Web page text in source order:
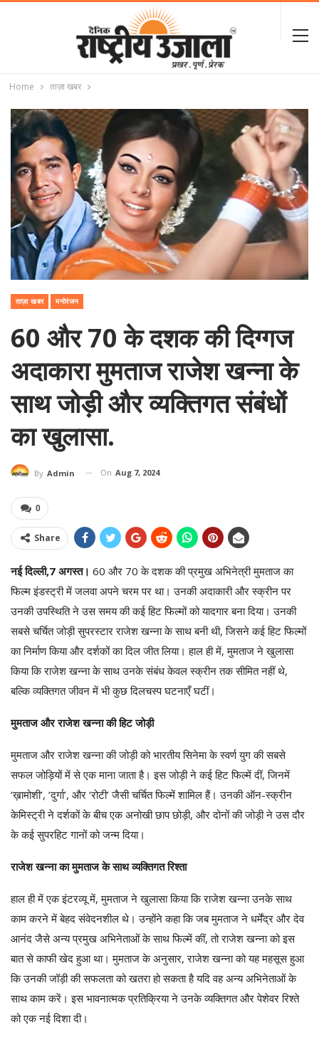
Home ताज़ा खबर
ताज़ा खबर मनोरंजन
60 और 70 के दशक की दिग्गज
अदाकारा मुमताज राजेश खन्ना के
साथ जोड़ी और व्यक्तिगत संबंधों
का खुलासा.
By Admin On Aug 7, 2024
0
Share
नई दिल्ली,7 अगस्त। 60 और 70 के दशक की प्रमुख अभिनेत्री मुमताज का
फिल्म इंडस्ट्री में जलवा अपने चरम पर था। उनकी अदाकारी और स्क्रीन पर
उनकी उपस्थिति ने उस समय की कई हिट फिल्मों को यादगार बना दिया। उनकी
सबसे चर्चित जोड़ी सुपरस्टार राजेश खन्ना के साथ बनी थी, जिसने कई हिट फिल्मों
का निर्माण किया और दर्शकों का दिल जीत लिया। हाल ही में, मुमताज ने खुलासा
किया कि राजेश खन्ना के साथ उनके संबंध केवल स्क्रीन तक सीमित नहीं थे,
बल्कि व्यक्तिगत जीवन में भी कुछ दिलचस्प घटनाएँ घटीं।
मुमताज और राजेश खन्ना की हिट जोड़ी
मुमताज और राजेश खन्ना की जोड़ी को भारतीय सिनेमा के स्वर्ण युग की सबसे
सफल जोड़ियों में से एक माना जाता है। इस जोड़ी ने कई हिट फिल्में दीं, जिनमें
‘ख़ामोशी’, ‘दुर्गा’, और ‘रोटी’ जैसी चर्चित फिल्में शामिल हैं। उनकी ऑन-स्क्रीन
केमिस्ट्री ने दर्शकों के बीच एक अनोखी छाप छोड़ी, और दोनों की जोड़ी ने उस दौर
के कई सुपरहिट गानों को जन्म दिया।
राजेश खन्ना का मुमताज के साथ व्यक्तिगत रिश्ता
हाल ही में एक इंटरव्यू में, मुमताज ने खुलासा किया कि राजेश खन्ना उनके साथ
काम करने में बेहद संवेदनशील थे। उन्होंने कहा कि जब मुमताज ने धर्मेंद्र और देव
आनंद जैसे अन्य प्रमुख अभिनेताओं के साथ फिल्में कीं, तो राजेश खन्ना को इस
बात से काफी खेद हुआ था। मुमताज के अनुसार, राजेश खन्ना को यह महसूस हुआ
कि उनकी जॉड़ी की सफलता को खतरा हो सकता है यदि वह अन्य अभिनेताओं के
साथ काम करें। इस भावनात्मक प्रतिक्रिया ने उनके व्यक्तिगत और पेशेवर रिश्ते
को एक नई दिशा दी।